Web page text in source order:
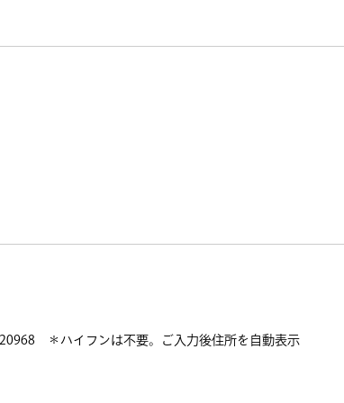
＊ハイフンは不要。ご入力後住所を自動表示